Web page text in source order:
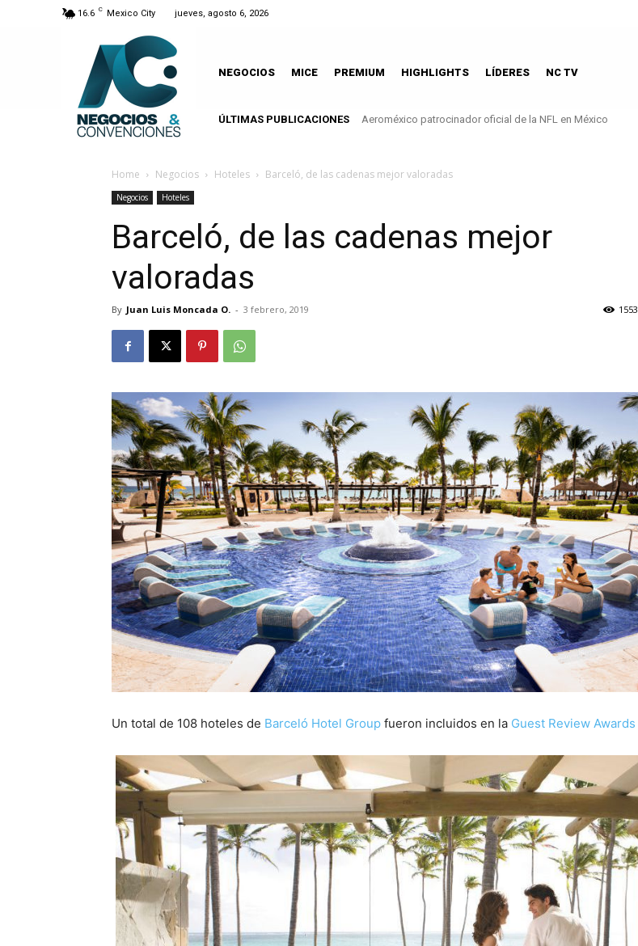
16.6 C Mexico City jueves, agosto 6, 2026
NEGOCIOS MICE PREMIUM HIGHLIGHTS LÍDERES NC TV
ÚLTIMAS PUBLICACIONES Aeroméxico patrocinador oficial de la NFL en México
La guía imperdible de dónde comer chiles en nogada
Home Negocios Hoteles Barceló, de las cadenas mejor valoradas
Negocios Hoteles
Barceló, de las cadenas mejor
valoradas
By Juan Luis Moncada O. - 3 febrero, 2019 1553
Un total de 108 hoteles de Barceló Hotel Group fueron incluidos en la Guest Review Awards